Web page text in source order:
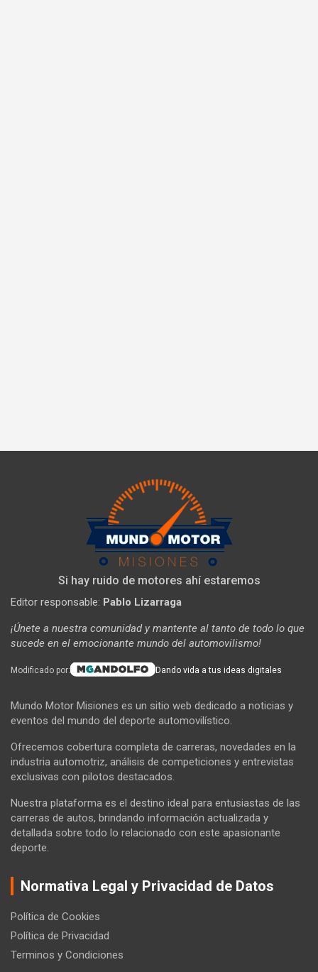
Si hay ruido de motores ahí estaremos
Editor responsable: Pablo Lizarraga
¡Únete a nuestra comunidad y mantente al tanto de todo lo que
sucede en el emocionante mundo del automovilismo!
Modificado por: Dando vida a tus ideas digitales
Mundo Motor Misiones es un sitio web dedicado a noticias y
eventos del mundo del deporte automovilístico.
Ofrecemos cobertura completa de carreras, novedades en la
industria automotriz, análisis de competiciones y entrevistas
exclusivas con pilotos destacados.
Nuestra plataforma es el destino ideal para entusiastas de las
carreras de autos, brindando información actualizada y
detallada sobre todo lo relacionado con este apasionante
deporte.
Normativa Legal y Privacidad de Datos
Política de Cookies
Política de Privacidad
Terminos y Condiciones